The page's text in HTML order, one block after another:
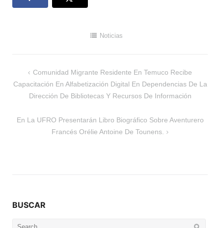
Noticias
Navegación
de
entradas
Comunidad Migrante Residente En Temuco Recibe
Capacitación En Alfabetización Digital En Dependencias De La
Dirección De Bibliotecas Y Recursos De Información
En La UFRO Presentarán Libro Biográfico Sobre Aventurero
Francés Orélie Antoine De Tounens.
BUSCAR
Search